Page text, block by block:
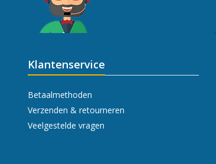
Klantenservice
Betaalmethoden
Verzenden & retourneren
Veelgestelde vragen